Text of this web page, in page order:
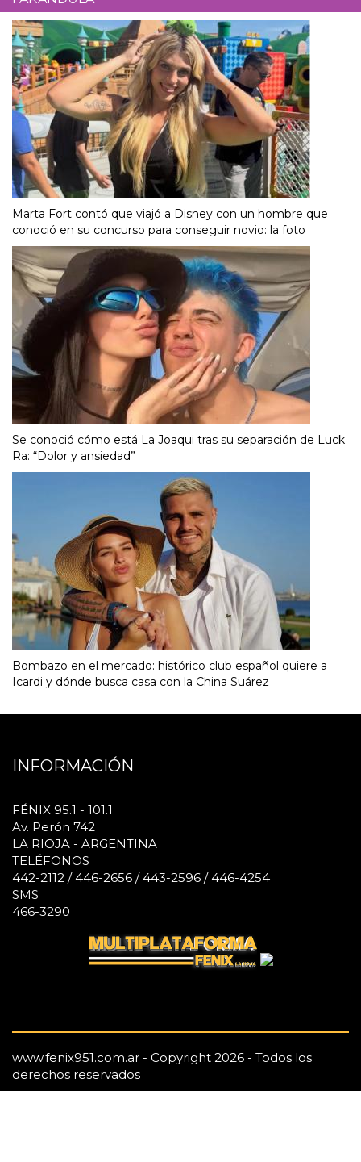
Marta Fort contó que viajó a Disney con un hombre que
conoció en su concurso para conseguir novio: la foto
Se conoció cómo está La Joaqui tras su separación de Luck
Ra: “Dolor y ansiedad”
Bombazo en el mercado: histórico club español quiere a
Icardi y dónde busca casa con la China Suárez
INFORMACIÓN
FÉNIX 95.1 - 101.1
Av. Perón 742
LA RIOJA - ARGENTINA
TELÉFONOS
442-2112 / 446-2656 / 443-2596 / 446-4254
SMS
466-3290
www.fenix951.com.ar - Copyright 2026 - Todos los
derechos reservados